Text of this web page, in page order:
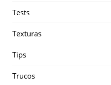
Tests
Texturas
Tips
Trucos